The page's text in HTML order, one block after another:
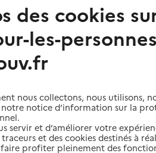
de l'annuaire
à domicile
ET-MOSELLE
et services autour de
des cookies
les-
nous collectons, nous utilisons,
notice d’information sur la
servir et d’améliorer votre
et des cookies destinés à
faire profiter pleinement des